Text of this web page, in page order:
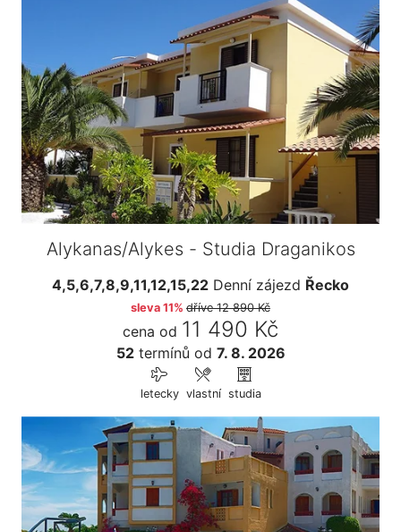
Alykanas/Alykes - Studia Draganikos
4,5,6,7,8,9,11,12,15,22 Denní zájezd Řecko
sleva 11% dříve12 890 Kč
cena od 11 490 Kč
52termínů od 7. 8. 2026
letecky vlastní studia